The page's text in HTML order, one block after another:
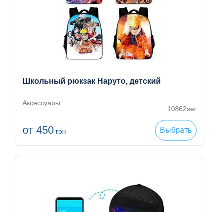
Школьный рюкзак Наруто, детский
Аксессуары
10862ser
от 450 грн Выбрать